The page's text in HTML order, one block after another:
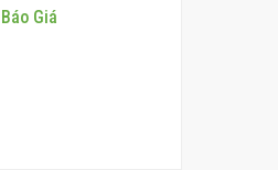
100%
Báo Giá